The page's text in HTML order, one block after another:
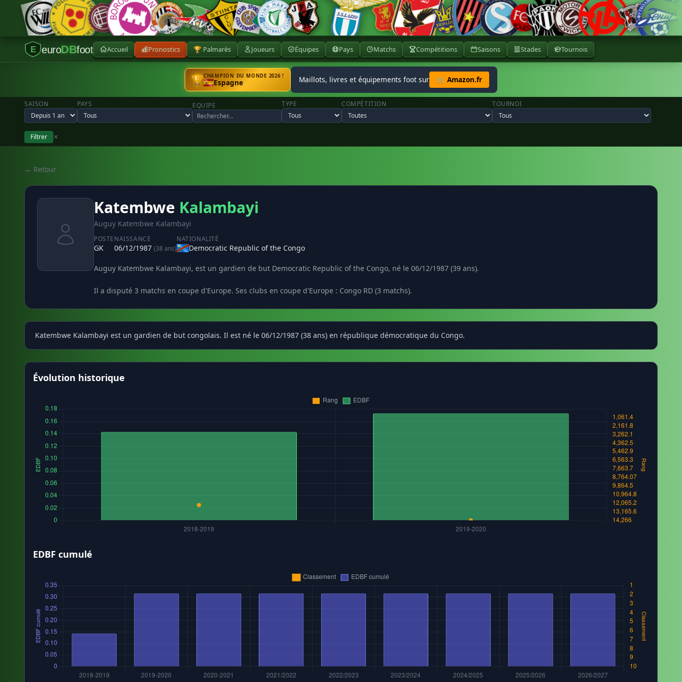
E euroDBfoot Accueil Pronostics 🏆 Palmarès Joueurs Équipes Pays Matchs Compétitions Saisons Stades Tournois
🏆CHAMPION DU MONDE 2026 !
Espagne Maillots, livres et équipements foot sur 🛒 Amazon.fr
SAISON PAYS EQUIPE TYPE COMPÉTITION TOURNOI
Filtrer ✕
← Retour
Katembwe Kalambayi
Auguy Katembwe Kalambayi
POSTE
GK
NAISSANCE
06/12/1987 (38 ans)
NATIONALITÉ
Democratic Republic of the Congo
Auguy Katembwe Kalambayi, est un gardien de but Democratic Republic of the Congo, né le 06/12/1987 (39 ans).
Il a disputé 3 matchs en coupe d'Europe. Ses clubs en coupe d'Europe : Congo RD (3 matchs).
Katembwe Kalambayi est un gardien de but congolais. Il est né le 06/12/1987 (38 ans) en république démocratique du Congo.
Évolution historique
EDBF cumulé